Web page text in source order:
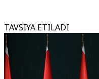
TAVSIYA ETILADI